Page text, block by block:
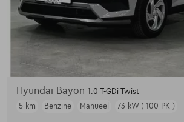
Hyundai Bayon 1.0 T-GDi Twist
5 km
Benzine Manueel 73 kW ( 100 PK )